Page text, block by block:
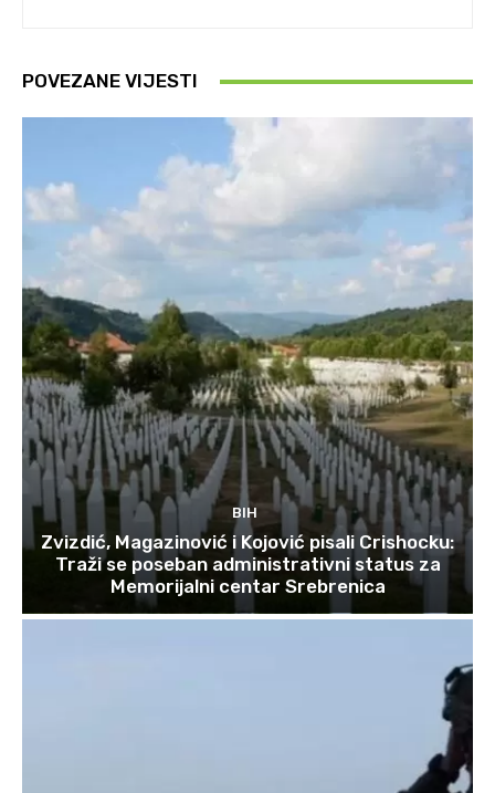
POVEZANE VIJESTI
BIH
Zvizdić, Magazinović i Kojović pisali Crishocku:
Traži se poseban administrativni status za
Memorijalni centar Srebrenica